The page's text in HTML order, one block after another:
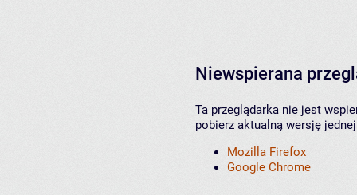
Niewspierana
Ta przeglądarka nie jest
pobierz aktualną wersję
Mozilla Firefox
Google Chrome